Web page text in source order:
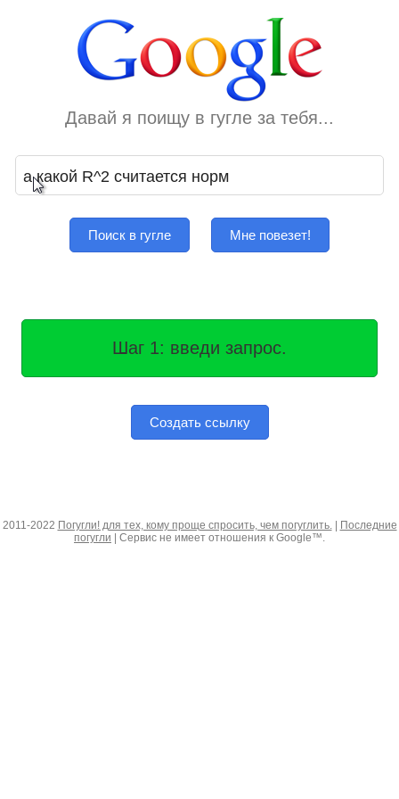
Давай я поищу в гугле за тебя...
Поиск в гугле Мне повезет!
Шаг 1: введи запрос.
Создать ссылку
2011-2022 Погугли! для тех, кому проще спросить, чем погуглить.|
Последние
погугли | Сервис не имеет отношения к Google™.